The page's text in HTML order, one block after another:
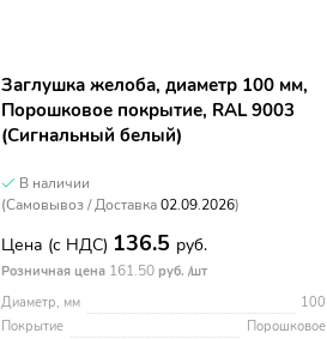
Заглушка желоба, диаметр 100 мм,
Порошковое покрытие, RAL 9003
(Сигнальный белый)
В наличии
(Самовывоз / Доставка02.09.2026)
Цена (с НДС) 136.5 руб.
Розничная цена 161.50 руб. /шт
Диаметр, мм
100
Покрытие
Порошковое